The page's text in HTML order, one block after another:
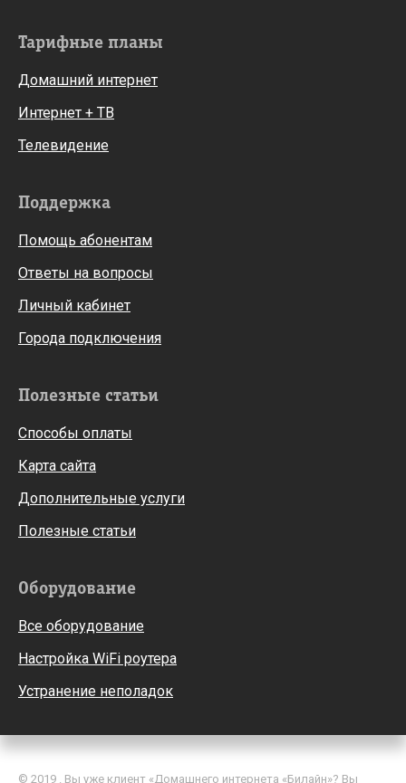
Тарифные планы
Домашний интернет
Интернет + ТВ
Телевидение
Поддержка
Помощь абонентам
Ответы на вопросы
Личный кабинет
Города подключения
Полезные статьи
Способы оплаты
Карта сайта
Дополнительные услуги
Полезные статьи
Оборудование
Все оборудование
Настройка WiFi роутера
Устранение неполадок
© 2019 . Вы уже клиент «Домашнего интернета «Билайн»? Вы